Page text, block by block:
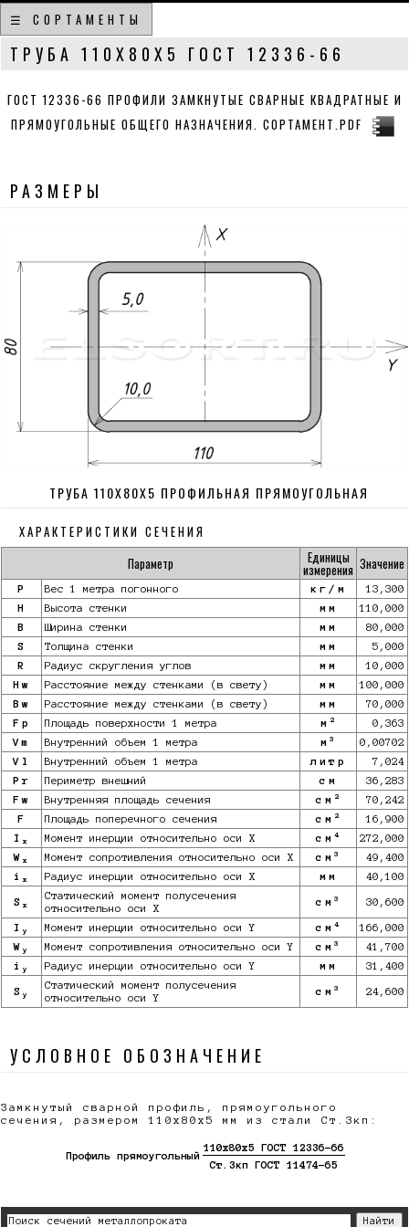
☰ СОРТАМЕНТЫ
ТРУБА 110Х80Х5 ГОСТ 12336-66
ГОСТ 12336-66 ПРОФИЛИ ЗАМКНУТЫЕ СВАРНЫЕ КВАДРАТНЫЕ И
ПРЯМОУГОЛЬНЫЕ ОБЩЕГО НАЗНАЧЕНИЯ. СОРТАМЕНТ.PDF
РАЗМЕРЫ
ТРУБА 110Х80Х5 ПРОФИЛЬНАЯ ПРЯМОУГОЛЬНАЯ
ХАРАКТЕРИСТИКИ СЕЧЕНИЯ
Параметр
Единицы
измерения Значение
P Вес 1 метра погонного кг/м
13,300
H
Высота стенки мм
110,000
B
Ширина стенки мм
80,000
S
Толщина стенки мм
5,000
R
Радиус скругления углов мм
10,000
Hw
Расстояние между стенками (в свету) мм
100,000
Bw
Расстояние между стенками (в свету) мм
70,000
Fp
Площадь поверхности 1 метра м 2
0,363
Vm
Внутренний объем 1 метра м 3
0,00702
Vl
Внутренний объем 1 метра литр
7,024
Pr
Периметр внешний см
36,283
Fw
Внутренняя площадь сечения см 2
70,242
F
Площадь поперечного сечения см 2
16,900
I x Момент инерции относительно оси X см 4
272,000
W x Момент сопротивления относительно оси X см 3
49,400
i
x Радиус инерции относительно оси X мм 40,100
S x
Статический момент полусечения
относительно оси X
см 3 30,600
I y Момент инерции относительно оси Y см 4
166,000
W y Момент сопротивления относительно оси Y см 3
41,700
i
y Радиус инерции относительно оси Y мм 31,400
S y
Статический момент полусечения
относительно оси Y
см 3 24,600
УСЛОВНОЕ ОБОЗНАЧЕНИЕ
Замкнутый сварной профиль, прямоугольного
сечения, размером 110х80х5 мм из стали Ст.3кп:
Профиль прямоугольный
110х80х5 ГОСТ 12336-66
Ст.3кп ГОСТ 11474-65